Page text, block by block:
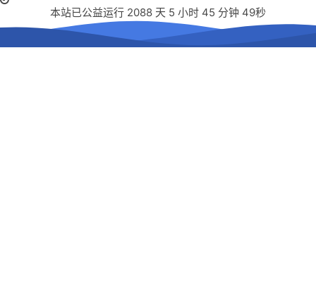
转
工具
本站已公益运行 2088 天 5 小时 45 分钟 49秒